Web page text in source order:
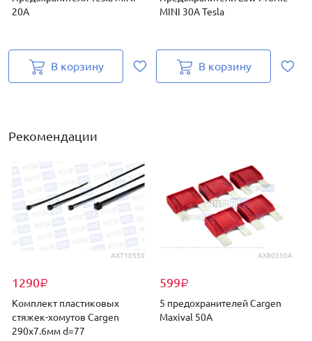
20A
В корзину
MINI 30А Tesla
В корзину
Рекомендации
AX710550
1290₽
Комплект пластиковых
стяжек-хомутов Cargen
290х7.6мм d=77
AX80350A
599₽
5 предохранителей Cargen
Maxival 50А